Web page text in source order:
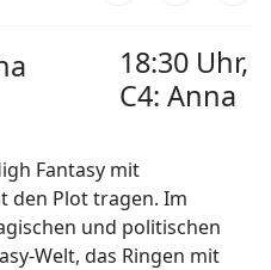
18:30 Uhr,
C4: Anna
Fantasy mit
den Plot tragen. Im
und politischen
Welt, das Ringen mit